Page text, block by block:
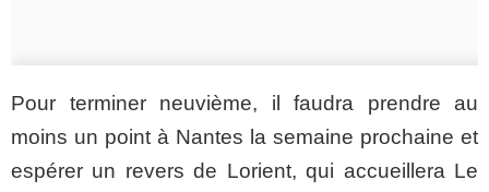
Pour terminer neuvième, il faudra prendre au
moins un point à Nantes la semaine prochaine et
espérer un revers de Lorient, qui accueillera Le